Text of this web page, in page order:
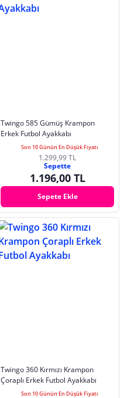
Twingo 585 Gümüş Krampon
Erkek Futbol Ayakkabı
Son 10 Günün En Düşük Fiyatı
1.299,99 TL
Sepette
1.196,00 TL
Sepete Ekle
Twingo 360 Kırmızı Krampon
Çoraplı Erkek Futbol Ayakkabı
Son 10 Günün En Düşük Fiyatı